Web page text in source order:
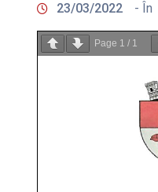
23/03/2022 - În
Page 1 / 1